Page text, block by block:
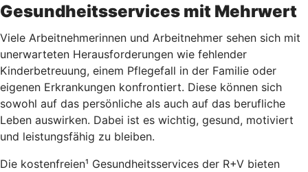
Gesundheitsservices mit Mehrwert
Viele Arbeitnehmerinnen und Arbeitnehmer sehen sich mit
unerwarteten Herausforderungen wie fehlender
Kinderbetreuung, einem Pflegefall in der Familie oder
eigenen Erkrankungen konfrontiert. Diese können sich
sowohl auf das persönliche als auch auf das berufliche
Leben auswirken. Dabei ist es wichtig, gesund, motiviert
und leistungsfähig zu bleiben.
Die kostenfreien¹ Gesundheitsservices der R+V bieten